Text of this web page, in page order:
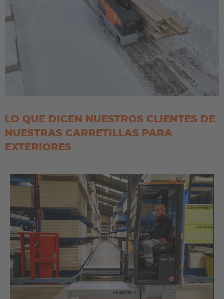
LO QUE DICEN NUESTROS CLIENTES DE
NUESTRAS CARRETILLAS PARA
EXTERIORES